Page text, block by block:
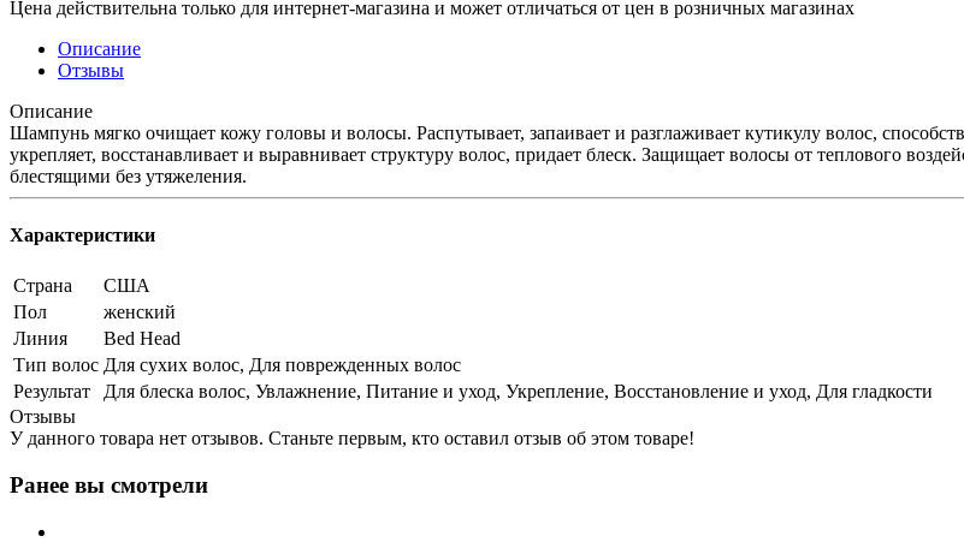
Цена действительна только для интернет-магазина и может отличаться от цен в розничных магазинах
Описание
Отзывы
Описание
Шампунь мягко очищает кожу головы и волосы. Распутывает, запаивает и разглаживает кутикулу волос,
укрепляет, восстанавливает и выравнивает структуру волос, придает блеск. Защищает волосы от теплового
блестящими без утяжеления.
Характеристики
Страна
США
Пол
женский
Линия
Bed Head
Тип волос Для сухих волос, Для поврежденных волос
Результат
Для блеска волос, Увлажнение, Питание и уход, Укрепление, Восстановление и уход, Для гладкости
Отзывы
У данного товара нет отзывов. Станьте первым, кто оставил отзыв об этом товаре!
Ранее вы смотрели